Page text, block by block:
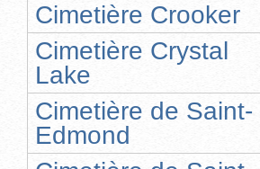
Cimetière Crooker
Cimetière Crystal
Lake
Cimetière de Saint-
Edmond